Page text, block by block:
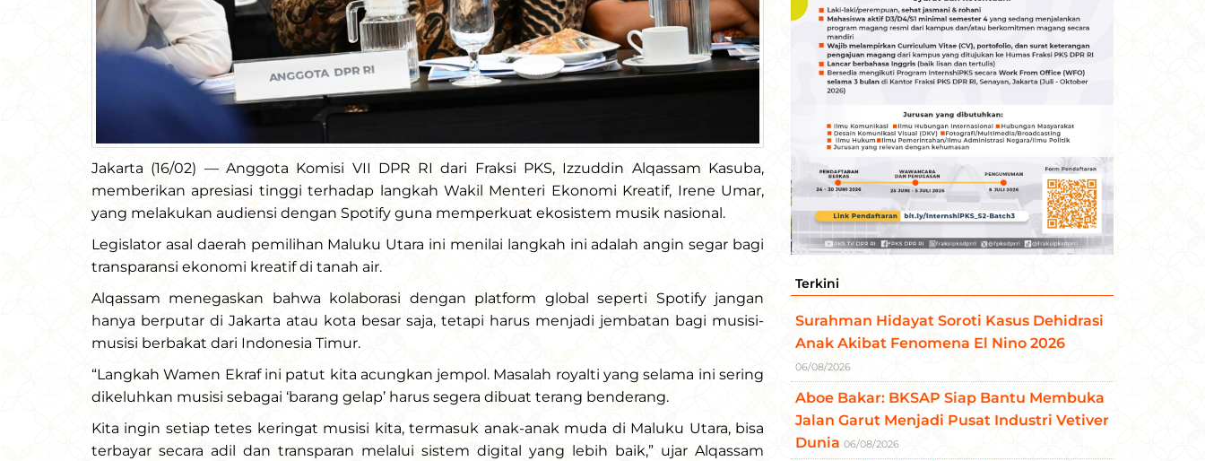
Jakarta (16/02) — Anggota Komisi VII DPR RI dari Fraksi PKS, Izzuddin Alqassam Kasuba,
memberikan apresiasi tinggi terhadap langkah Wakil Menteri Ekonomi Kreatif, Irene Umar,
yang melakukan audiensi dengan Spotify guna memperkuat ekosistem musik nasional.
Legislator asal daerah pemilihan Maluku Utara ini menilai langkah ini adalah angin segar bagi
transparansi ekonomi kreatif di tanah air.
Alqassam menegaskan bahwa kolaborasi dengan platform global seperti Spotify jangan
hanya berputar di Jakarta atau kota besar saja, tetapi harus menjadi jembatan bagi musisi-
musisi berbakat dari Indonesia Timur.
“Langkah Wamen Ekraf ini patut kita acungkan jempol. Masalah royalti yang selama ini sering
dikeluhkan musisi sebagai ‘barang gelap’ harus segera dibuat terang benderang.
Kita ingin setiap tetes keringat musisi kita, termasuk anak-anak muda di Maluku Utara, bisa
terbayar secara adil dan transparan melalui sistem digital yang lebih baik,” ujar Alqassam
Terkini
Surahman Hidayat Soroti Kasus Dehidrasi
Anak Akibat Fenomena El Nino 2026
06/08/2026
Aboe Bakar: BKSAP Siap Bantu Membuka
Jalan Garut Menjadi Pusat Industri Vetiver
Dunia 06/08/2026